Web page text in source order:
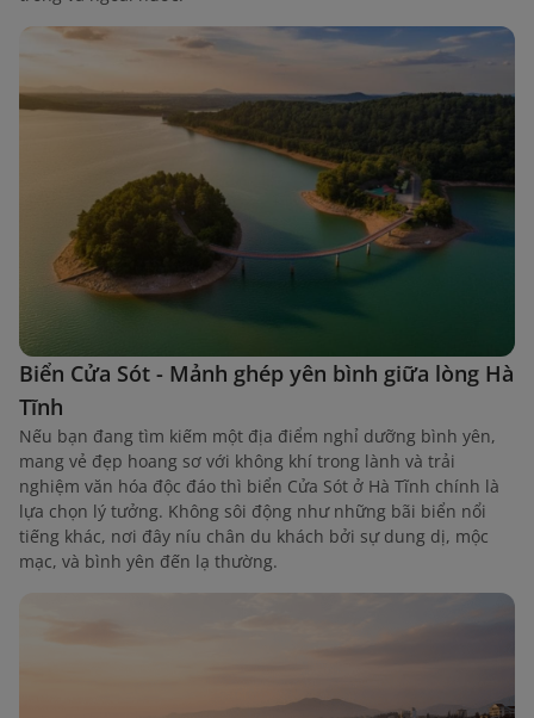
Biển Cửa Sót - Mảnh ghép yên bình giữa lòng Hà
Tĩnh
Nếu bạn đang tìm kiếm một địa điểm nghỉ dưỡng bình yên,
mang vẻ đẹp hoang sơ với không khí trong lành và trải
nghiệm văn hóa độc đáo thì biển Cửa Sót ở Hà Tĩnh chính là
lựa chọn lý tưởng. Không sôi động như những bãi biển nổi
tiếng khác, nơi đây níu chân du khách bởi sự dung dị, mộc
mạc, và bình yên đến lạ thường.